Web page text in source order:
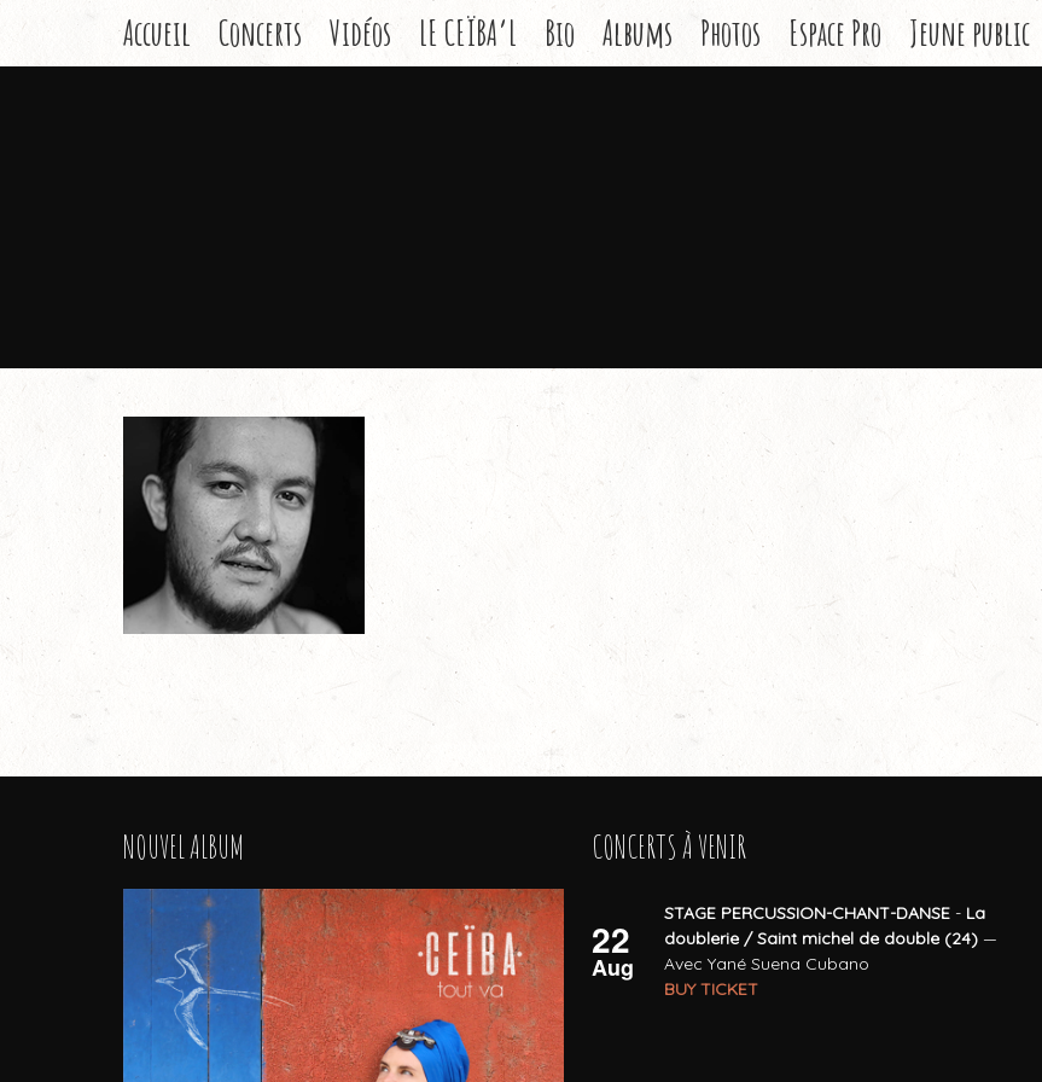
Accueil Concerts Vidéos LE CEÏBA’L Bio Albums Photos Espace Pro Jeune public
NOUVEL ALBUM CONCERTS À VENIR
22
Aug
STAGE PERCUSSION-CHANT-DANSE- La
doublerie / Saint michel de double (24)—
Avec Yané Suena Cubano
BUY TICKET